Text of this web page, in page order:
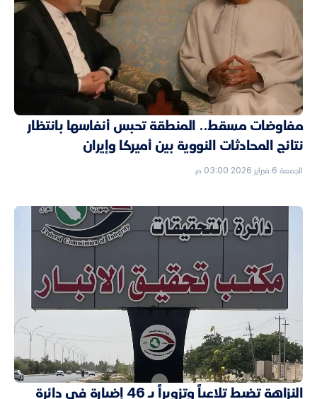
مفاوضات مسقط.. المنطقة تحبس أنفاسها بانتظار
نتائج المحادثات النووية بين أميركا وإيران
الجمعة 6 فبراير 2026 03:00 م
النزاهة تضبط تلاعباً وتزويراً بـ 46 إضبارة في دائرة